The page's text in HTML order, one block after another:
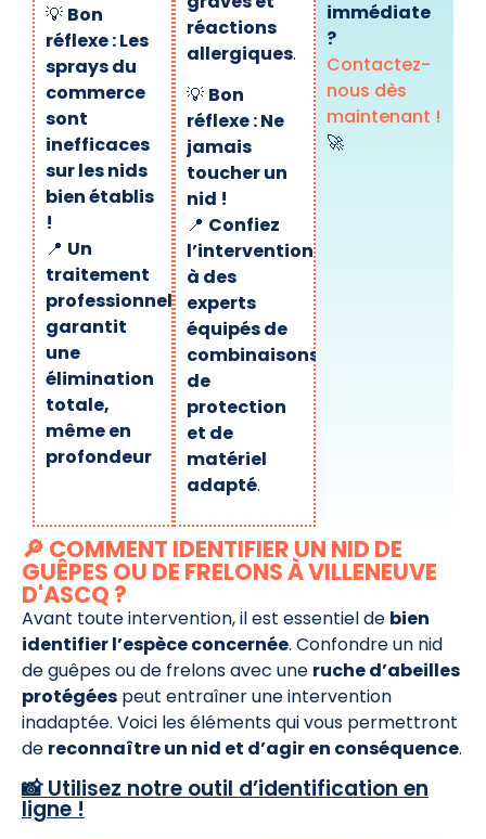
💡 Bon
réflexe : Les
sprays du
commerce
sont
inefficaces
sur les nids
bien établis
!
📍 Un
traitement
professionnel
garantit
une
élimination
totale,
même en
profondeur
réactions
allergiques.
💡 Bon
réflexe : Ne
jamais
toucher un
nid !
📍 Confiez
l’intervention
à des
experts
équipés de
combinaisons
de
protection
et de
matériel
adapté.
immédiate
?
Contactez-
nous dès
maintenant !
🚀
🔎 COMMENT IDENTIFIER UN NID DE
GUÊPES OU DE FRELONS À VILLENEUVE
D'ASCQ ?
Avant toute intervention, il est essentiel de bien
identifier l’espèce concernée. Confondre un nid
de guêpes ou de frelons avec une ruche d’abeilles
protégées peut entraîner une intervention
inadaptée. Voici les éléments qui vous permettront
de reconnaître un nid et d’agir en conséquence.
📸 Utilisez notre outil d’identification en
ligne !